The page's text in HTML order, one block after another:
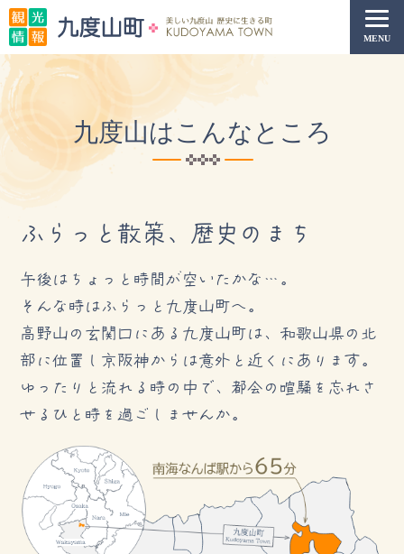
本
文
へ
移
動
MENU
九度山はこんなところ
ふらっと散策、歴史のまち
午後はちょっと時間が空いたかな…。
そんな時はふらっと九度山町へ。
高野山の玄関口にある九度山町は、和歌山県の北
部に位置し京阪神からは意外と近くにあります。
ゆったりと流れる時の中で、都会の喧騒を忘れさ
せるひと時を過ごしませんか。